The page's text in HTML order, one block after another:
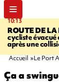
10:13
ROUTE DE
cycliste évacué
après une
Accueil Le Port
Ça a